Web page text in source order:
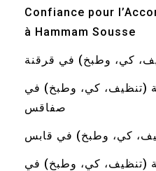
Confiance pour
à Hammam Sousse
كي، وطبخ) في قرقنة
(تنظيف، كي، وطبخ) في
صفاقس
كي، وطبخ) في قابس
(تنظيف، كي، وطبخ) في